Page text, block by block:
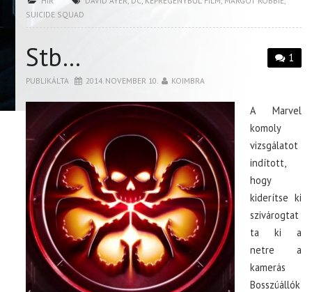
SUICIDE SQUAD
1
Stb…
PUBLIKÁLTA 2014. NOVEMBER 10. KOIMBRA
A Marvel
komoly
vizsgálatot
indított,
hogy
kiderítse ki
szivárogtat
ta ki a
netre a
kamerás
Bosszúállók